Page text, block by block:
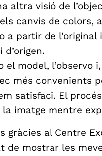
altra visió de
canvis de colors,
a partir de
el model, l’observo
més convenients
satisfaci. El
la imatge mentre
gràcies al Centre
de mostrar les